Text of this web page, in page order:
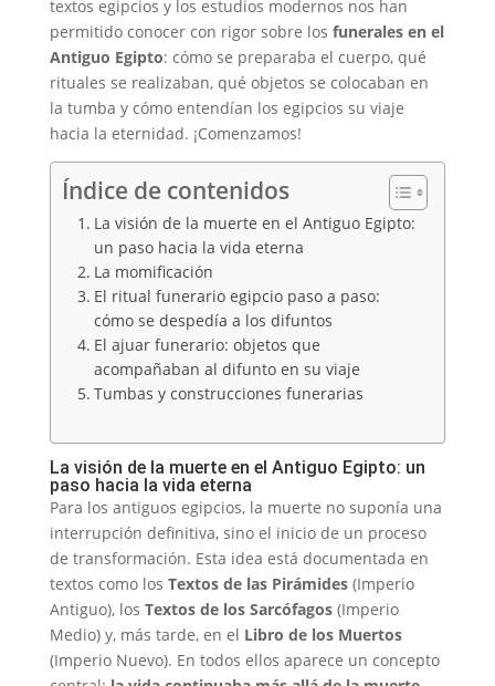
textos egipcios y los estudios modernos nos han
permitido conocer con rigor sobre los funerales en el
Antiguo Egipto: cómo se preparaba el cuerpo, qué
rituales se realizaban, qué objetos se colocaban en
la tumba y cómo entendían los egipcios su viaje
hacia la eternidad. ¡Comenzamos!
Índice de contenidos
La visión de la muerte en el Antiguo Egipto:
un paso hacia la vida eterna
La momificación
El ritual funerario egipcio paso a paso:
cómo se despedía a los difuntos
El ajuar funerario: objetos que
acompañaban al difunto en su viaje
Tumbas y construcciones funerarias
La visión de la muerte en el Antiguo Egipto: un
paso hacia la vida eterna
Para los antiguos egipcios, la muerte no suponía una
interrupción definitiva, sino el inicio de un proceso
de transformación. Esta idea está documentada en
textos como los Textos de las Pirámides(Imperio
Antiguo), los Textos de los Sarcófagos(Imperio
Medio) y, más tarde, en el Libro de los Muertos
(Imperio Nuevo). En todos ellos aparece un concepto